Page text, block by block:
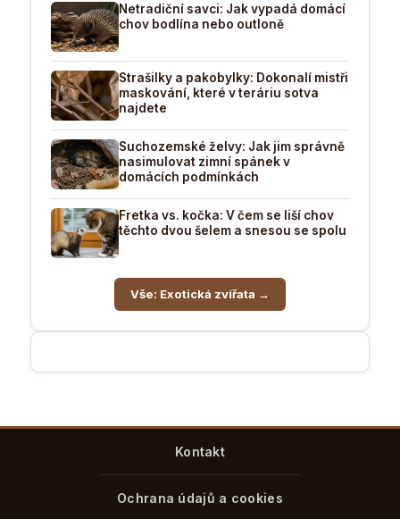
Netradiční savci: Jak vypadá domácí
chov bodlína nebo outloně
Strašilky a pakobylky: Dokonalí mistři
maskování, které v teráriu sotva
najdete
Suchozemské želvy: Jak jim správně
nasimulovat zimní spánek v
domácích podmínkách
Fretka vs. kočka: V čem se liší chov
těchto dvou šelem a snesou se spolu
Vše: Exotická zvířata →
Kontakt
Ochrana údajů a cookies